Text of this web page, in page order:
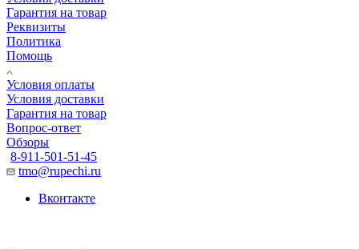
Гарантия на товар
Реквизиты
Политика
Помощь
Условия оплаты
Условия доставки
Гарантия на товар
Вопрос-ответ
Обзоры
8-911-501-51-45
tmo@rupechi.ru
Вконтакте